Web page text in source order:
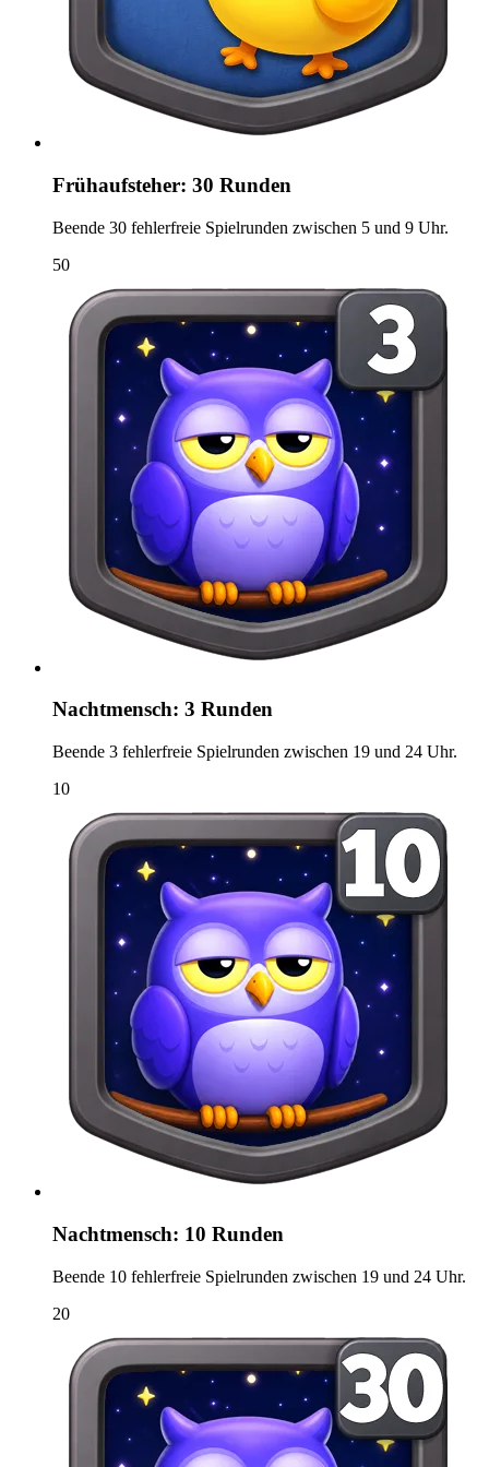
Frühaufsteher: 30 Runden
Beende 30 fehlerfreie Spielrunden zwischen 5 und 9 Uhr.
50
Nachtmensch: 3 Runden
Beende 3 fehlerfreie Spielrunden zwischen 19 und 24 Uhr.
10
Nachtmensch: 10 Runden
Beende 10 fehlerfreie Spielrunden zwischen 19 und 24 Uhr.
20